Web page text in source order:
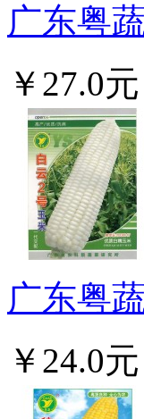
广东粤
￥27.0元
广东粤
￥24.0元